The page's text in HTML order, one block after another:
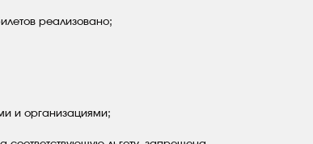
реализовано;
и организациями;